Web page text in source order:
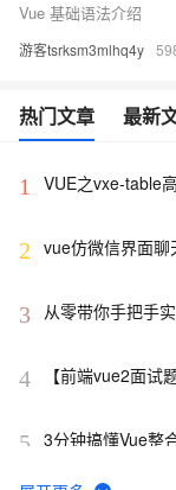
Vue 基础语法介绍
游客tsrksm3mlhq4y
热门文章 最新
1 VUE之vxe-table
2 vue仿微信界面
3
从零带你手把手
4
【前端vue2面
5 3分钟搞懂Vue整